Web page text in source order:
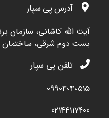
آدرس پی سپار
آيت الله کاشاني، سازمان
بست دوم شرقي، ساختمان آپادانا،
تلفن پی سپار
09904040515
02144117400